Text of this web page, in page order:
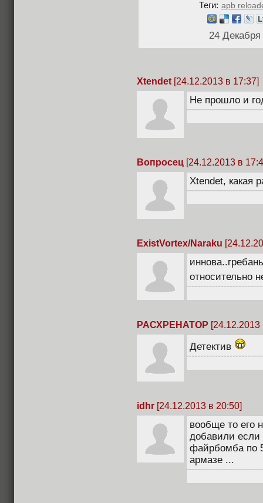
Теги: apb
24
Xtendet [24.12.2013 в 17:37]
Не прошло и
Вопросец [24.12.2013 в
Xtendet, какая
ExistVortex/Naraku
относительно
РАСХРЕНАТОР [24.12.2013
Детектив
idhr [24.12.2013 в 20:50]
вообще то его
добавили
файрбомба по
армазе ...